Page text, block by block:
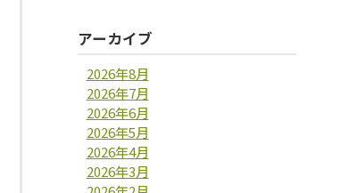
アーカイブ
2026年8月
2026年7月
2026年6月
2026年5月
2026年4月
2026年3月